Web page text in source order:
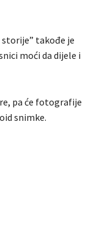
storije” takođe je
moći da dijele i
pa će fotografije
snimke.